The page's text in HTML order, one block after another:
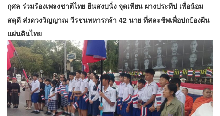
กุศล ร่วมร้องเพลงชาติไทย ยืนสงบนิ่ง จุดเทียน ผางประทีป เพื่อน้อม
สดุดี ส่งดวงวิญญาณ วีรชนทหารกล้า 42 นาย ที่สละชีพเพื่อปกป้องผืน
แผ่นดินไทย